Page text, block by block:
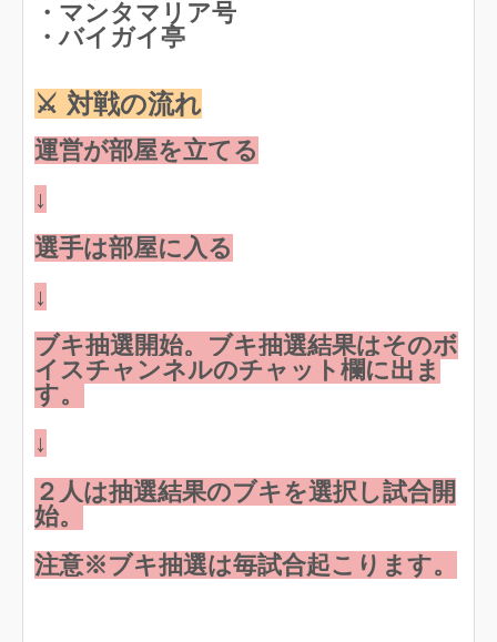
・マンタマリア号
・バイガイ亭
⚔️ 対戦の流れ
運営が部屋を立てる
↓
選手は部屋に入る
↓
ブキ抽選開始。ブキ抽選結果はそのボ
イスチャンネルのチャット欄に出ま
す。
↓
２人は抽選結果のブキを選択し試合開
始。
注意※ブキ抽選は毎試合起こります。